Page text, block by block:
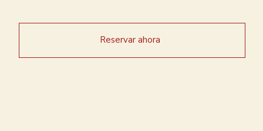
Reservar ahora